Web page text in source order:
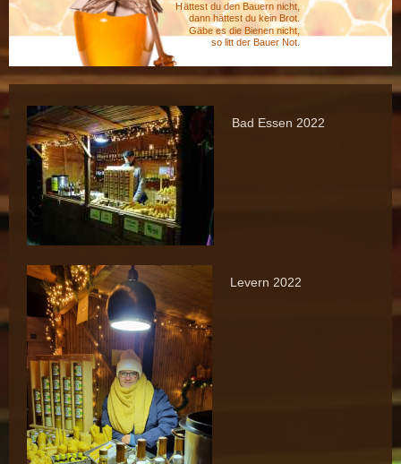
Hättest du den Bauern nicht,
dann hättest du kein Brot.
Gäbe es die Bienen nicht,
so litt der Bauer Not.
Bad Essen 2022
Levern 2022